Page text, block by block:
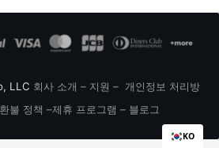
LLC 회사 소개 – 지원 – 개인정보 처리방
환불 정책 –제휴 프로그램 – 블로그
KO